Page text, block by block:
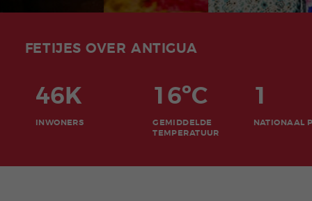
FETIJES OVER ANTIGUA
46K
INWONERS
16ºC
GEMIDDELDE
TEMPERATUUR
1
NATIONAAL